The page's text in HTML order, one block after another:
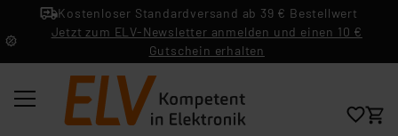
Kostenloser Standardversand ab 39 € Bestellwert
Jetzt zum ELV-Newsletter anmelden und einen 10 €
Gutschein erhalten